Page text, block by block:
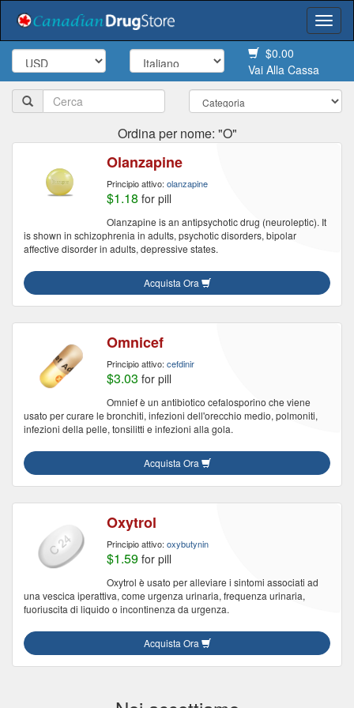
$0.00
Vai Alla Cassa
Ordina per nome: "O"
Olanzapine
Principio attivo: olanzapine
$1.18 for pill
Olanzapine is an antipsychotic drug (neuroleptic). It
is shown in schizophrenia in adults, psychotic disorders, bipolar
affective disorder in adults, depressive states.
Acquista Ora
Omnicef
Principio attivo: cefdinir
$3.03 for pill
Omnief è un antibiotico cefalosporino che viene
usato per curare le bronchiti, infezioni dell'orecchio medio, polmoniti,
infezioni della pelle, tonsilitti e infezioni alla gola.
Acquista Ora
Oxytrol
Principio attivo: oxybutynin
$1.59 for pill
Oxytrol è usato per alleviare i sintomi associati ad
una vescica iperattiva, come urgenza urinaria, frequenza urinaria,
fuoriuscita di liquido o incontinenza da urgenza.
Acquista Ora